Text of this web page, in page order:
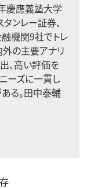
慶應義塾大学
ンレー証券、
機関9社でトレ
外の主要アナリ
、高い評価を
ーズに一貫し
る。田中泰輔